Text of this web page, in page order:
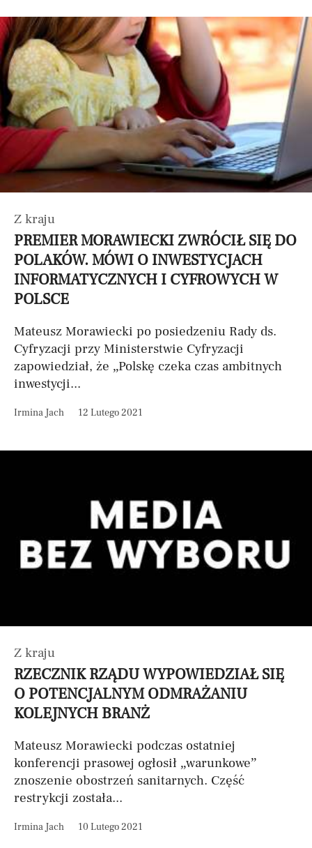
Z kraju
PREMIER MORAWIECKI ZWRÓCIŁ SIĘ DO
POLAKÓW. MÓWI O INWESTYCJACH
INFORMATYCZNYCH I CYFROWYCH W
POLSCE
Mateusz Morawiecki po posiedzeniu Rady ds.
Cyfryzacji przy Ministerstwie Cyfryzacji
zapowiedział, że „Polskę czeka czas ambitnych
inwestycji...
Irmina Jach 12 Lutego 2021
Z kraju
RZECZNIK RZĄDU WYPOWIEDZIAŁ SIĘ
O POTENCJALNYM ODMRAŻANIU
KOLEJNYCH BRANŻ
Mateusz Morawiecki podczas ostatniej
konferencji prasowej ogłosił „warunkowe”
znoszenie obostrzeń sanitarnych. Część
restrykcji została...
Irmina Jach 10 Lutego 2021